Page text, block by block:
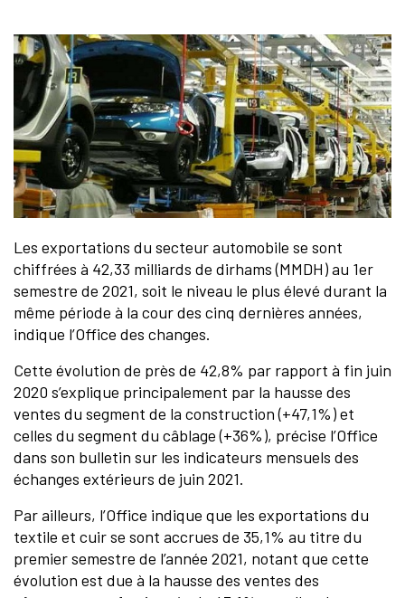
Les exportations du secteur automobile se sont
chiffrées à 42,33 milliards de dirhams (MMDH) au 1er
semestre de 2021, soit le niveau le plus élevé durant la
même période à la cour des cinq dernières années,
indique l’Office des changes.
Cette évolution de près de 42,8% par rapport à fin juin
2020 s’explique principalement par la hausse des
ventes du segment de la construction (+47,1%) et
celles du segment du câblage (+36%), précise l’Office
dans son bulletin sur les indicateurs mensuels des
échanges extérieurs de juin 2021.
Par ailleurs, l’Office indique que les exportations du
textile et cuir se sont accrues de 35,1% au titre du
premier semestre de l’année 2021, notant que cette
évolution est due à la hausse des ventes des